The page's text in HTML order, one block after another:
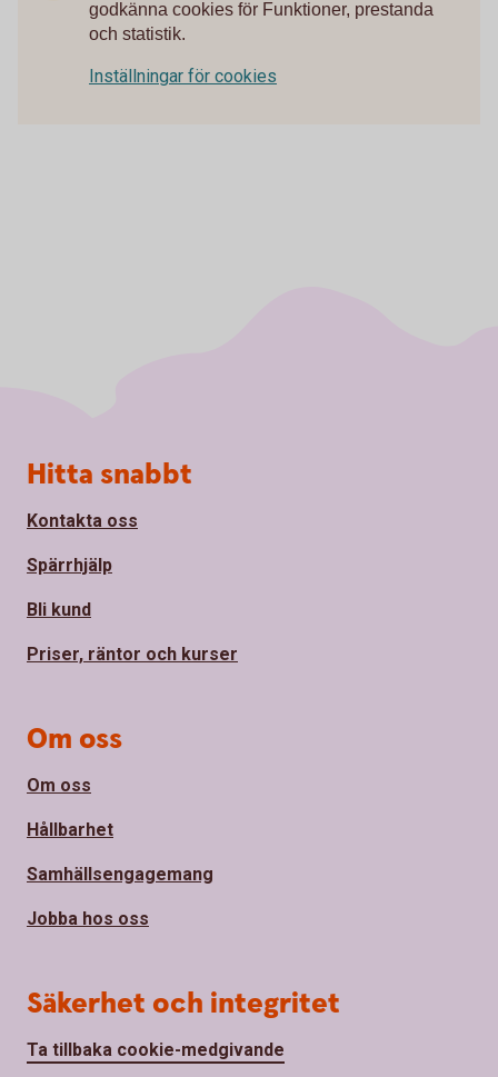
godkänna cookies för Funktioner, prestanda
och statistik.
Inställningar för cookies
Sidfot
Hitta snabbt
Kontakta oss
Spärrhjälp
Bli kund
Priser, räntor och kurser
Om oss
Om oss
Hållbarhet
Samhällsengagemang
Jobba hos oss
Säkerhet och integritet
Ta tillbaka cookie-medgivande